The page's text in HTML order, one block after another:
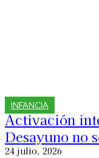
INFANCIA
Activación
Desayuno no
24 julio, 2026